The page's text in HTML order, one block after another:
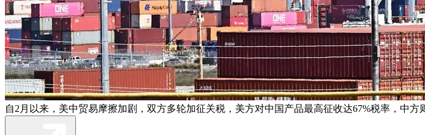
自2月以来，美中贸易摩擦加剧，双方多轮加征关税，美方对中国产品最高征收达67%税率，中